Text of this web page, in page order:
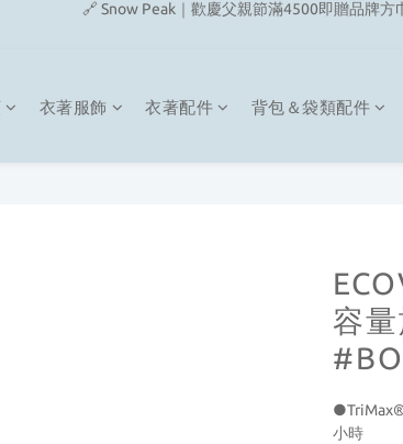
🔗 Snow Peak｜歡慶父親節滿4500即贈品牌方巾
🔗 Fjallraven｜上衣任選2件2480元
衣著服飾 衣著配件 背包＆袋類配件
容
●TriMax®
小時